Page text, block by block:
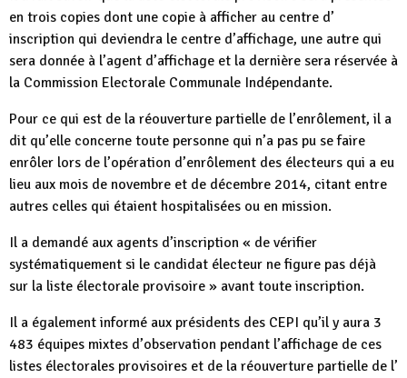
en trois copies dont une copie à afficher au centre d’
inscription qui deviendra le centre d’affichage, une autre qui
sera donnée à l’agent d’affichage et la dernière sera réservée à
la Commission Electorale Communale Indépendante.
Pour ce qui est de la réouverture partielle de l’enrôlement, il a
dit qu’elle concerne toute personne qui n’a pas pu se faire
enrôler lors de l’opération d’enrôlement des électeurs qui a eu
lieu aux mois de novembre et de décembre 2014, citant entre
autres celles qui étaient hospitalisées ou en mission.
Il a demandé aux agents d’inscription « de vérifier
systématiquement si le candidat électeur ne figure pas déjà
sur la liste électorale provisoire » avant toute inscription.
Il a également informé aux présidents des CEPI qu’il y aura 3
483 équipes mixtes d’observation pendant l’affichage de ces
listes électorales provisoires et de la réouverture partielle de l’